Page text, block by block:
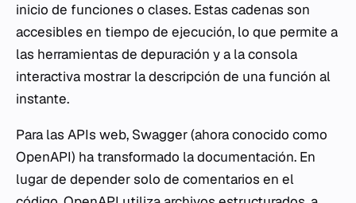
inicio de funciones o clases. Estas cadenas son
accesibles en tiempo de ejecución, lo que permite a
las herramientas de depuración y a la consola
interactiva mostrar la descripción de una función al
instante.
Para las APIs web, Swagger (ahora conocido como
OpenAPI) ha transformado la documentación. En
lugar de depender solo de comentarios en el